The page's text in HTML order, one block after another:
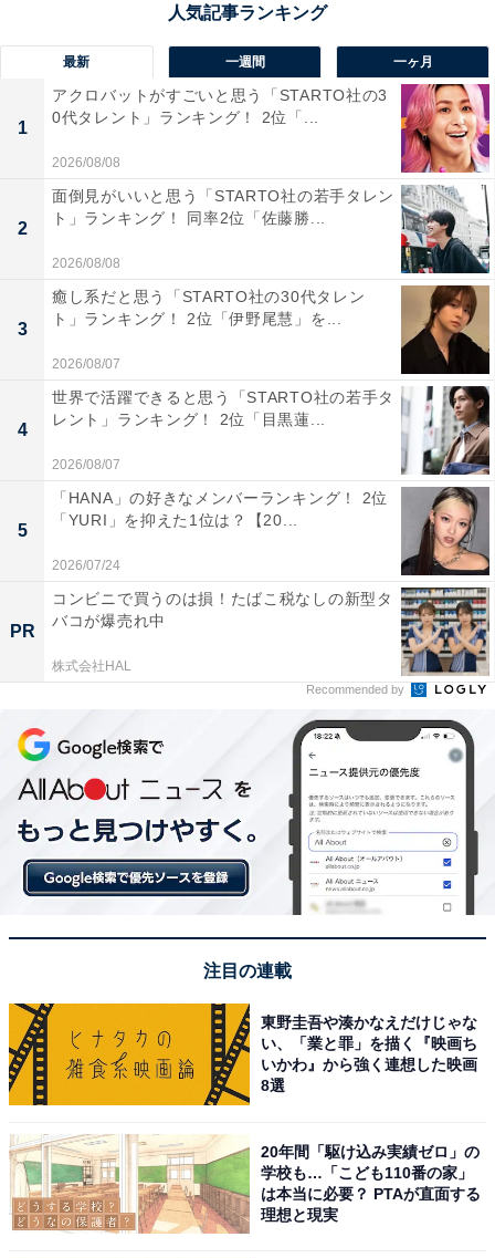
1位は「うなぎパイ（春華堂）」でした。昭和36年の発
売以来、愛され続ける浜松の銘菓です。
「夜のお菓子」というキャッチフレーズでもおなじみ
で、バターと厳選された原料に、うなぎエキス、ガーリ
ックなどの調味料をブレンドしたパイ菓子です。サクサ
クとした食感と香ばしい味わい、そして何より個包装で
枚数も多く、職場へのバラマキ用として多くの支持を集
回答者からは「おいしくて人気があり自分も貰って嬉し
いから」（20代女性／千葉県）、「サクサク食感で甘す
ぎることなく香ばしく、配りたいです」（50代女性／広
島県）、「おいしいし配りやすい」（50代男性／愛知
県）といった声が寄せられました。
※回答者からのコメントは原文ママです
8位までのランキング結果を見る
最新 一週間 一ヶ月
1
アクロバットがすごいと思う「STARTO社の3
0代タレント」ランキング！ 2位「...
2026/08/08
2
面倒見がいいと思う「STARTO社の若手タレン
ト」ランキング！ 同率2位「佐藤勝...
2026/08/08
3
癒し系だと思う「STARTO社の30代タレン
ト」ランキング！ 2位「伊野尾慧」を...
2026/08/07
4
世界で活躍できると思う「STARTO社の若手タ
レント」ランキング！ 2位「目黒蓮...
2026/08/07
5
「HANA」の好きなメンバーランキング！ 2位
「YURI」を抑えた1位は？【20...
2026/07/24
PR
コンビニで買うのは損！たばこ税なしの新型タ
バコが爆売れ中
株式会社HAL
Recommended by
注目の連載
東野圭吾や湊かなえだけじゃな
い、「業と罪」を描く『映画ち
いかわ』から強く連想した映画
8選
20年間「駆け込み実績ゼロ」の
学校も…「こども110番の家」
は本当に必要？ PTAが直面する
理想と現実